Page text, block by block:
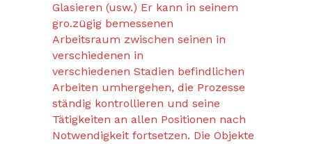
Glasieren (usw.) Er kann in seinem
gro.zügig bemessenen
Arbeitsraum zwischen seinen in
verschiedenen in
verschiedenen Stadien befindlichen
Arbeiten umhergehen, die Prozesse
ständig kontrollieren und seine
Tätigkeiten an allen Positionen nach
Notwendigkeit fortsetzen. Die Objekte